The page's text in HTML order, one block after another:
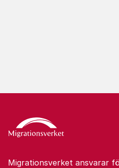
Migrationsverket ansvarar